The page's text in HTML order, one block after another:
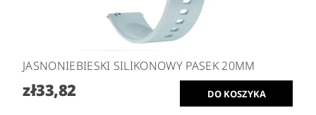
JASNONIEBIESKI SILIKONOWY PASEK 20MM
zł33,82